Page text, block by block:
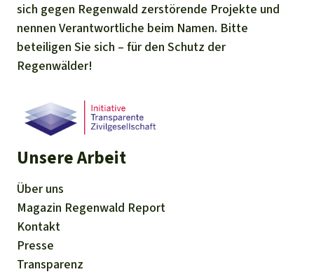
sich gegen Regenwald zerstörende Projekte und
nennen Verantwortliche beim Namen. Bitte
beteiligen Sie sich – für den Schutz der
Regenwälder!
Unsere Arbeit
Über uns
Magazin Regenwald Report
Kontakt
Presse
Transparenz